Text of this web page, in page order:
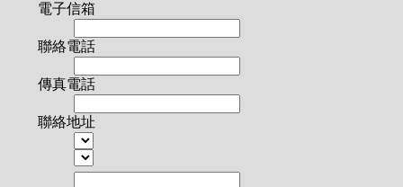
電子信箱
聯絡電話
傳真電話
聯絡地址